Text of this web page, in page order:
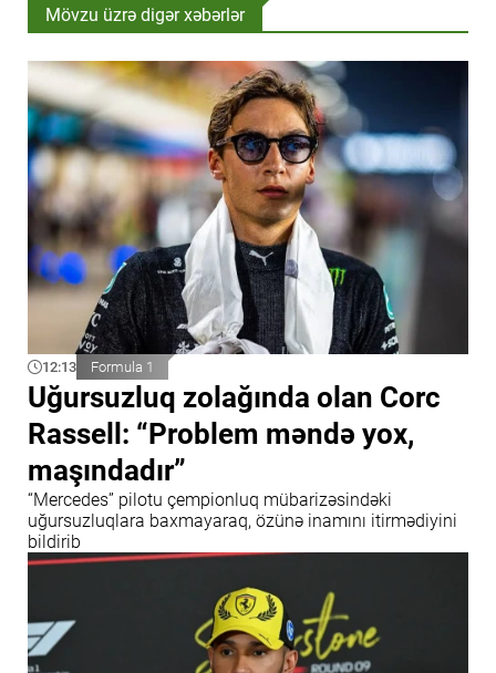
Mövzu üzrə digər xəbərlər
12:13 Formula 1
Uğursuzluq zolağında olan Corc
Rassell: “Problem məndə yox,
maşındadır”
“Mercedes” pilotu çempionluq mübarizəsindəki
uğursuzluqlara baxmayaraq, özünə inamını itirmədiyini
bildirib